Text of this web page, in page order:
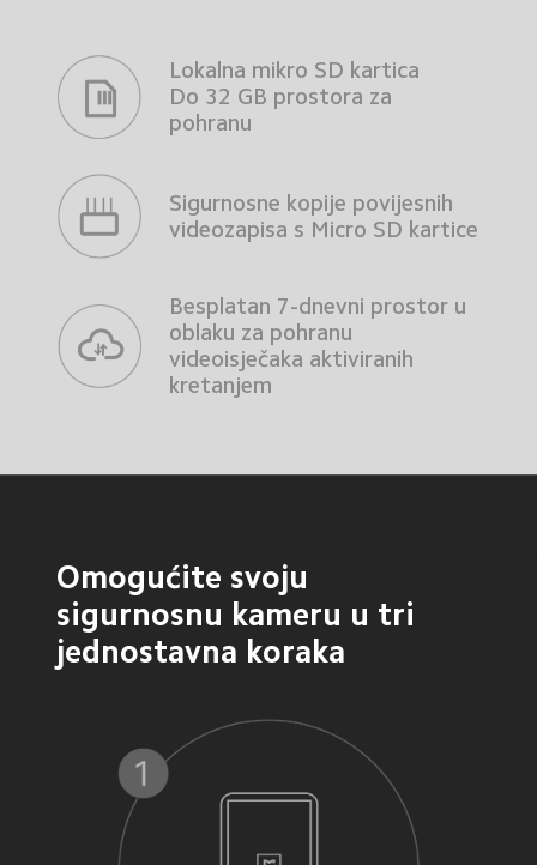
Lokalna mikro SD kartica
Do 32 GB prostora za
pohranu
Sigurnosne kopije povijesnih
videozapisa s Micro SD kartice
Besplatan 7-dnevni prostor u
oblaku za pohranu
videoisječaka aktiviranih
kretanjem
Omogućite svoju
sigurnosnu kameru u tri
jednostavna koraka